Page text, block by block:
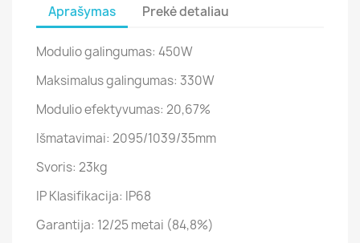
Aprašymas Prekė detaliau
Modulio galingumas: 450W
Maksimalus galingumas: 330W
Modulio efektyvumas: 20,67%
Išmatavimai: 2095/1039/35mm
Svoris: 23kg
IP Klasifikacija: IP68
Garantija: 12/25 metai (84,8%)